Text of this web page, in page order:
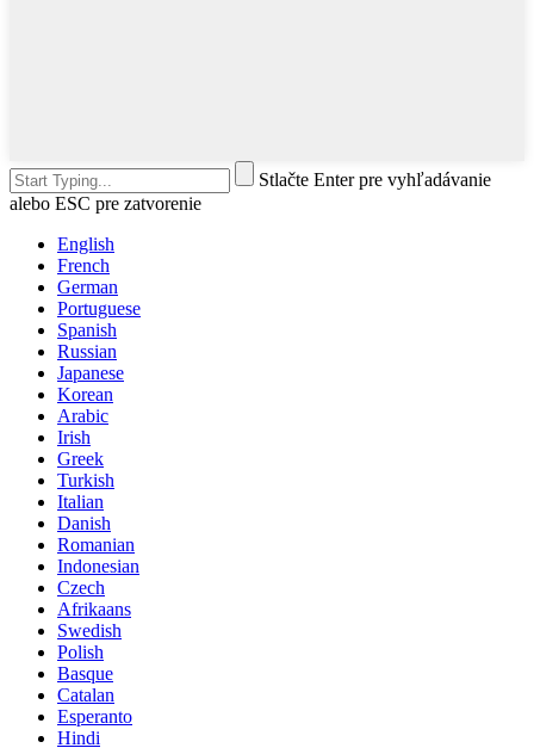
Stlačte Enter pre vyhľadávanie
alebo ESC pre zatvorenie
English
French
German
Portuguese
Spanish
Russian
Japanese
Korean
Arabic
Irish
Greek
Turkish
Italian
Danish
Romanian
Indonesian
Czech
Afrikaans
Swedish
Polish
Basque
Catalan
Esperanto
Hindi